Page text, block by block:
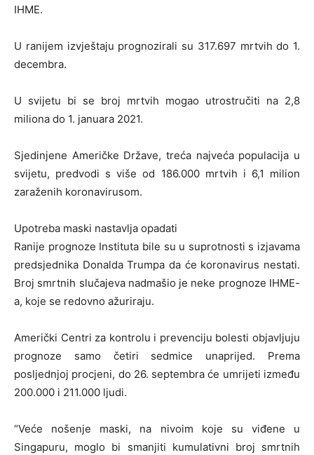
IHME.
U ranijem izvještaju prognozirali su 317.697 mrtvih do 1.
decembra.
U svijetu bi se broj mrtvih mogao utrostručiti na 2,8
miliona do 1. januara 2021.
Sjedinjene Američke Države, treća najveća populacija u
svijetu, predvodi s više od 186.000 mrtvih i 6,1 milion
zaraženih koronavirusom.
Upotreba maski nastavlja opadati
Ranije prognoze Instituta bile su u suprotnosti s izjavama
predsjednika Donalda Trumpa da će koronavirus nestati.
Broj smrtnih slučajeva nadmašio je neke prognoze IHME-
a, koje se redovno ažuriraju.
Američki Centri za kontrolu i prevenciju bolesti objavljuju
prognoze samo četiri sedmice unaprijed. Prema
posljednjoj procjeni, do 26. septembra će umrijeti između
200.000 i 211.000 ljudi.
“Veće nošenje maski, na nivoim koje su viđene u
Singapuru, moglo bi smanjiti kumulativni broj smrtnih